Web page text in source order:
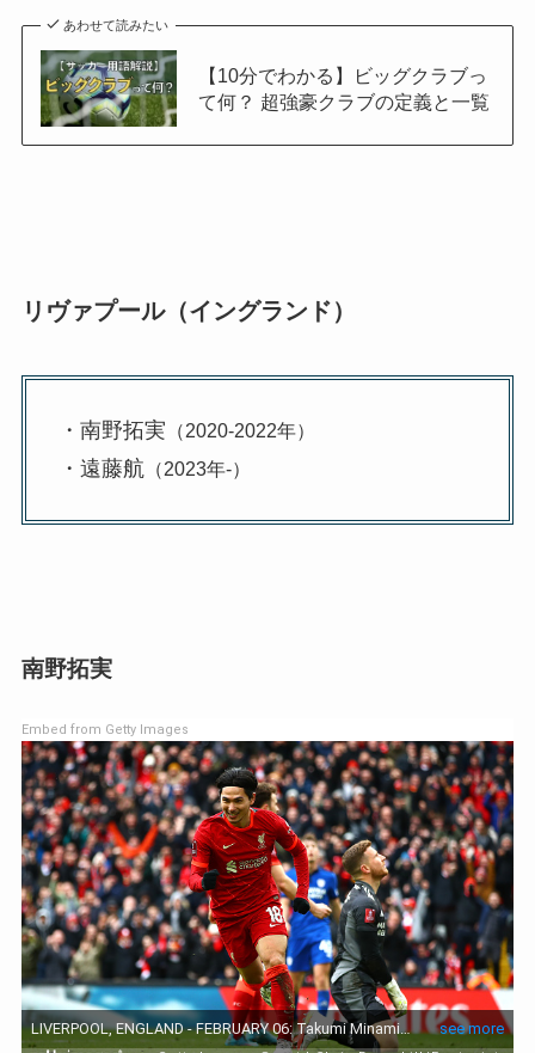
あわせて読みたい
【10分でわかる】ビッグクラブっ
て何？ 超強豪クラブの定義と一覧
リヴァプール（イングランド）
・南野拓実 （2020-2022年）
・遠藤航 （2023年-）
南野拓実
Embed from Getty Images